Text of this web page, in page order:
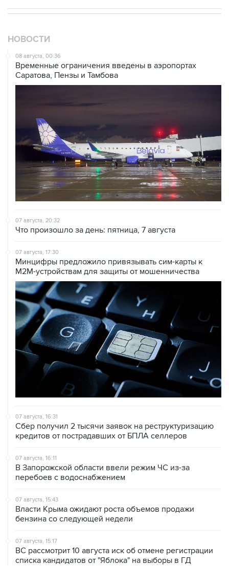
НОВОСТИ
08 августа, 00:36
Временные ограничения введены в аэропортах
Саратова, Пензы и Тамбова
07 августа, 20:32
Что произошло за день: пятница, 7 августа
07 августа, 17:30
Минцифры предложило привязывать сим-карты к
M2M-устройствам для защиты от мошенничества
07 августа, 16:31
Сбер получил 2 тысячи заявок на реструктуризацию
кредитов от пострадавших от БПЛА селлеров
07 августа, 16:11
В Запорожской области ввели режим ЧС из-за
перебоев с водоснабжением
07 августа, 15:43
Власти Крыма ожидают роста объемов продажи
бензина со следующей недели
07 августа, 15:17
ВС рассмотрит 10 августа иск об отмене регистрации
списка кандидатов от "Яблока" на выборы в ГД